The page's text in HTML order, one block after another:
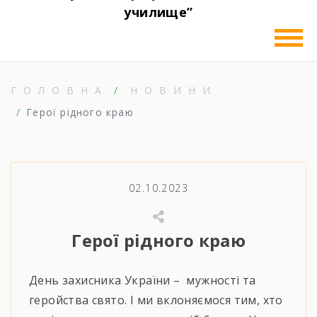
училище”
ГОЛОВНА
НОВИНИ
Герої рідного краю
02.10.2023
Герої рідного краю
День захисника України – мужності та
геройства свято. І ми вклоняємося тим, хто